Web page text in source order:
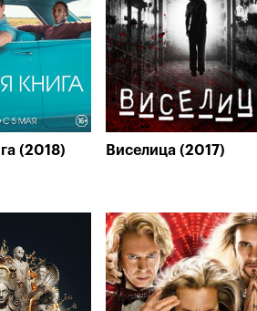
(2018) Виселица (2017)